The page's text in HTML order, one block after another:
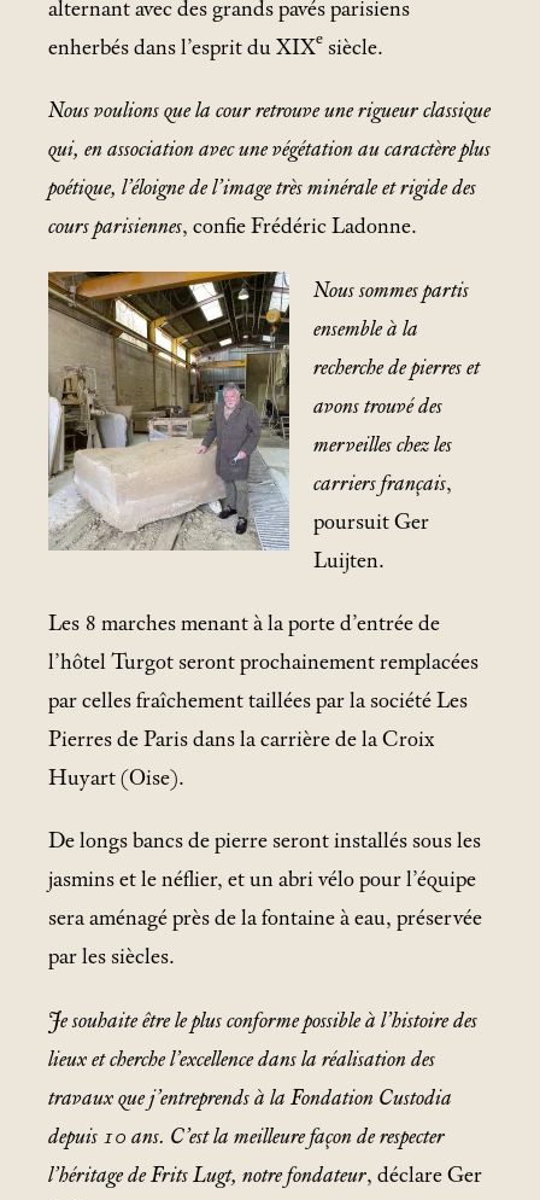
alternant avec des grands pavés parisiens
enherbés dans l’esprit du XIXe siècle.
Nous voulions que la cour retrouve une rigueur classique
qui, en association avec une végétation au caractère plus
poétique, l’éloigne de l’image très minérale et rigide des
cours parisiennes, confie Frédéric Ladonne.
Nous sommes partis
ensemble à la
recherche de pierres et
avons trouvé des
merveilles chez les
carriers français,
poursuit Ger
Luijten.
Les 8 marches menant à la porte d’entrée de
l’hôtel Turgot seront prochainement remplacées
par celles fraîchement taillées par la société Les
Pierres de Paris dans la carrière de la Croix
Huyart (Oise).
De longs bancs de pierre seront installés sous les
jasmins et le néflier, et un abri vélo pour l’équipe
sera aménagé près de la fontaine à eau, préservée
par les siècles.
Je souhaite être le plus conforme possible à l’histoire des
lieux et cherche l’excellence dans la réalisation des
travaux que j’entreprends à la Fondation Custodia
depuis 10 ans. C’est la meilleure façon de respecter
l’héritage de Frits Lugt, notre fondateur, déclare Ger